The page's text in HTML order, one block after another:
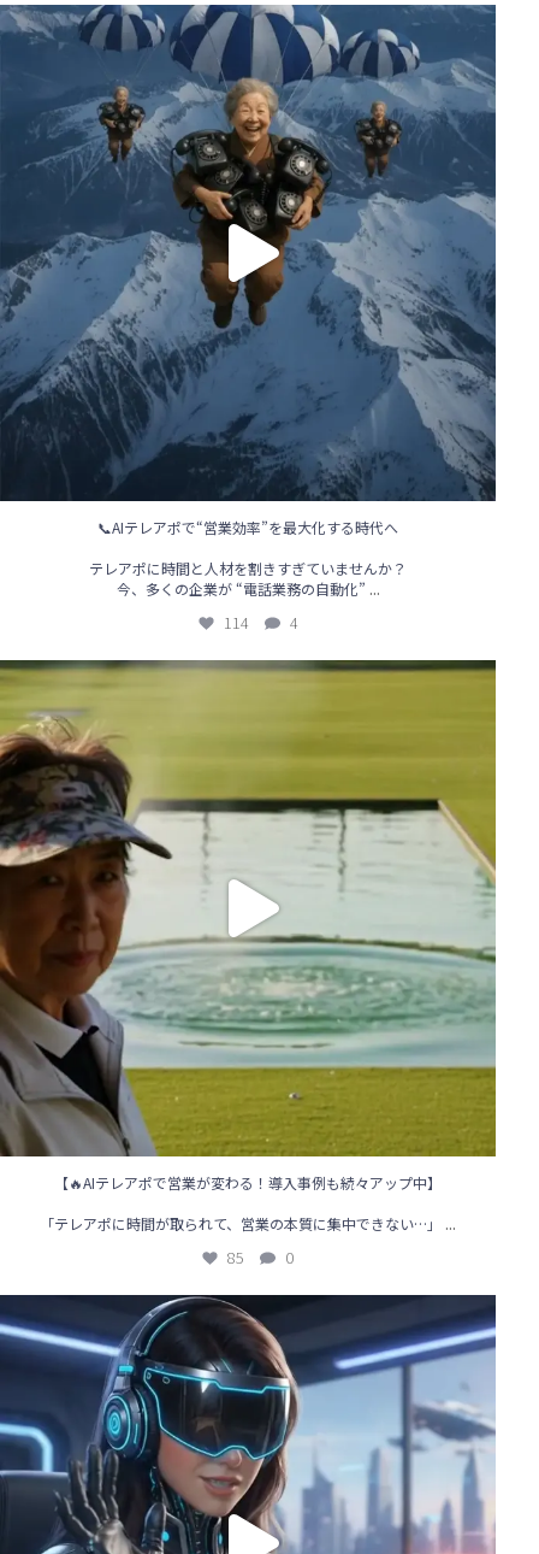
📞AIテレアポで“営業効率”を最大化する時代へ
114 4
📞AIテレアポで“営業効率”を最大化する時代へ
テレアポに時間と人材を割きすぎていませんか？
今、多くの企業が “電話業務の自動化” ...
114 4
【🔥AIテレアポで営業が変わる！導入事例も続々アップ中】
【🔥AIテレアポで営業が変わる！導入事例も続々アップ中】
「テレアポに時間が取られて、営業の本質に集中できない…」
...
85 0
🌟【AIテレアポ導入事例】営業の“常識”を変えた企業のリアル体験！
...
117 1